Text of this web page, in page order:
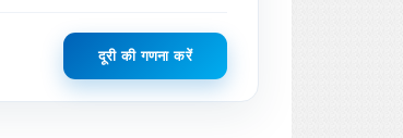
दूरी की गणना करें